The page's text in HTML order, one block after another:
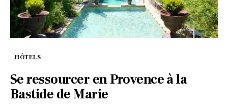
HÔTELS
Se ressourcer en Provence à la
Bastide de Marie